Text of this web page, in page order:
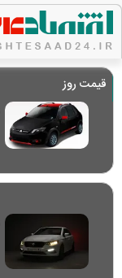
قیمت روز